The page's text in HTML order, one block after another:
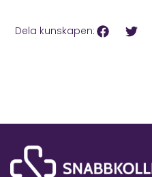
Dela kunskapen: